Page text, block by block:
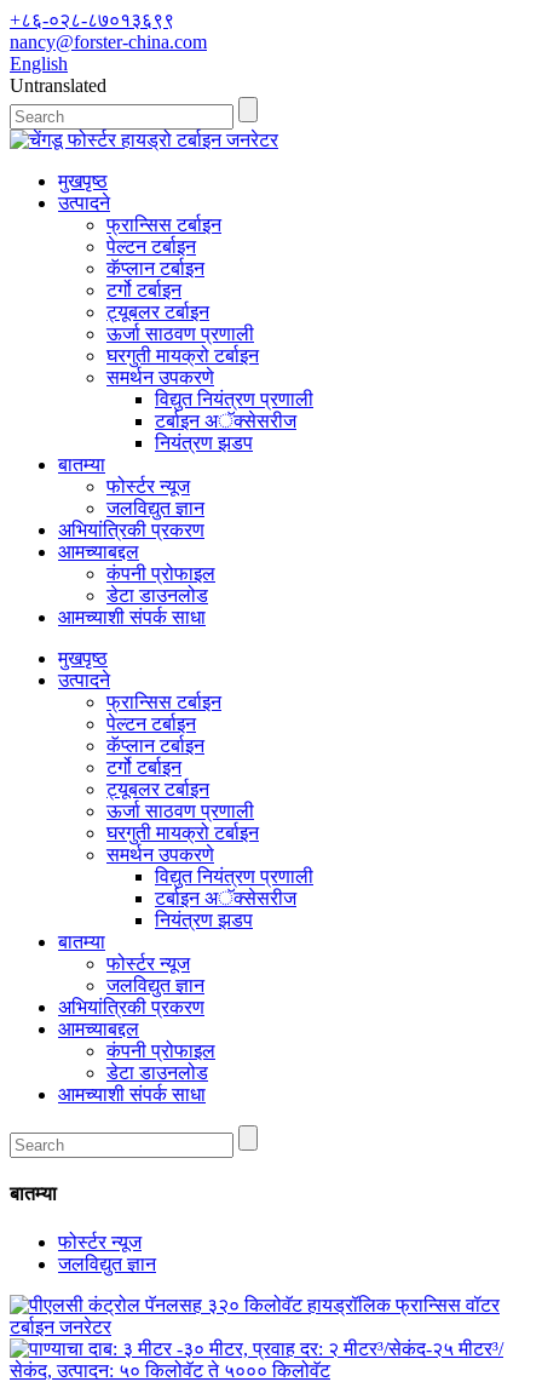
+८६-०२८-८७०१३६९९
nancy@forster-china.com
English
Untranslated
मुखपृष्ठ
उत्पादने
फ्रान्सिस टर्बाइन
पेल्टन टर्बाइन
कॅप्लान टर्बाइन
टर्गो टर्बाइन
ट्यूबलर टर्बाइन
ऊर्जा साठवण प्रणाली
घरगुती मायक्रो टर्बाइन
समर्थन उपकरणे
विद्युत नियंत्रण प्रणाली
टर्बाइन अॅक्सेसरीज
नियंत्रण झडप
बातम्या
फोर्स्टर न्यूज
जलविद्युत ज्ञान
अभियांत्रिकी प्रकरण
आमच्याबद्दल
कंपनी प्रोफाइल
डेटा डाउनलोड
आमच्याशी संपर्क साधा
मुखपृष्ठ
उत्पादने
फ्रान्सिस टर्बाइन
पेल्टन टर्बाइन
कॅप्लान टर्बाइन
टर्गो टर्बाइन
ट्यूबलर टर्बाइन
ऊर्जा साठवण प्रणाली
घरगुती मायक्रो टर्बाइन
समर्थन उपकरणे
विद्युत नियंत्रण प्रणाली
टर्बाइन अॅक्सेसरीज
नियंत्रण झडप
बातम्या
फोर्स्टर न्यूज
जलविद्युत ज्ञान
अभियांत्रिकी प्रकरण
आमच्याबद्दल
कंपनी प्रोफाइल
डेटा डाउनलोड
आमच्याशी संपर्क साधा
बातम्या
फोर्स्टर न्यूज
जलविद्युत ज्ञान